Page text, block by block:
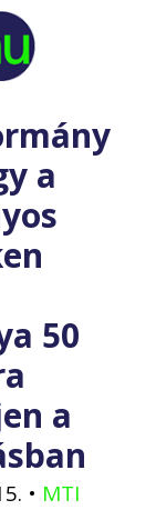
a
50
a
• MTI